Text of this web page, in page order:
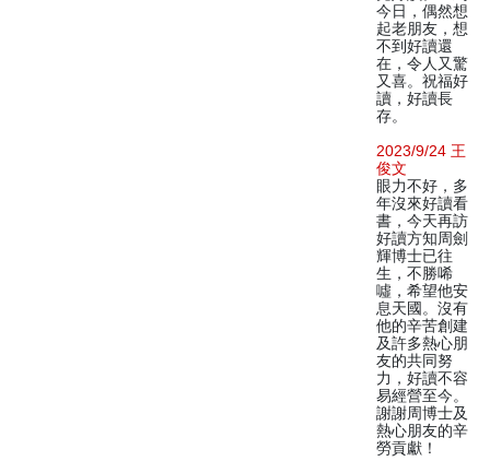
今日，偶然想
起老朋友，想
不到好讀還
在，令人又驚
又喜。祝福好
讀，好讀長
存。
2023/9/24 王
俊文
眼力不好，多
年沒來好讀看
書，今天再訪
好讀方知周劍
輝博士已往
生，不勝唏
噓，希望他安
息天國。沒有
他的辛苦創建
及許多熱心朋
友的共同努
力，好讀不容
易經營至今。
謝謝周博士及
熱心朋友的辛
勞貢獻！